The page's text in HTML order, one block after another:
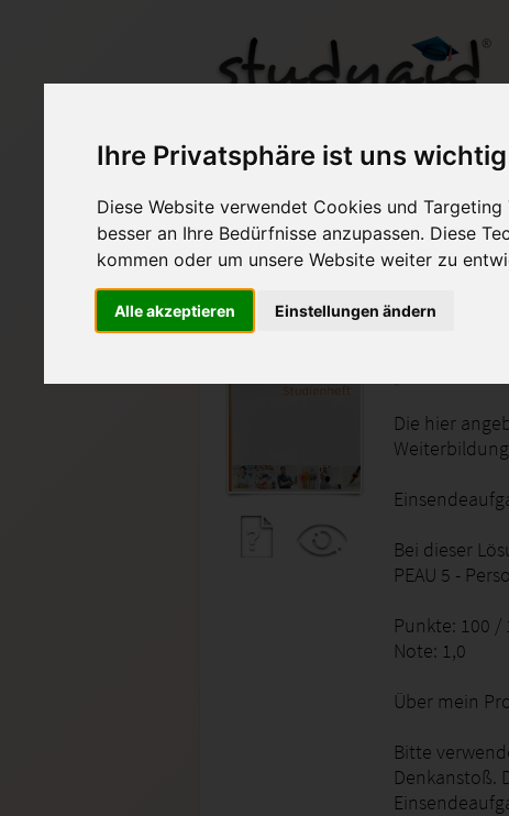
Ihre Privatsphäre ist uns wichtig
Diese Website verwendet Cookies und
besser an Ihre Bedürfnisse anzupassen. Diese
kommen oder um unsere Website weiter zu
Alle akzeptieren Einstellungen ändern
ILS ESA - PEAU 5
Auf StudyAid.de
Startseite Management
Die hier
Bei dieser
PEAU 5 -
Punkte: 100 /
Note: 1,0
Über mein
Bitte
Denkanstoß.